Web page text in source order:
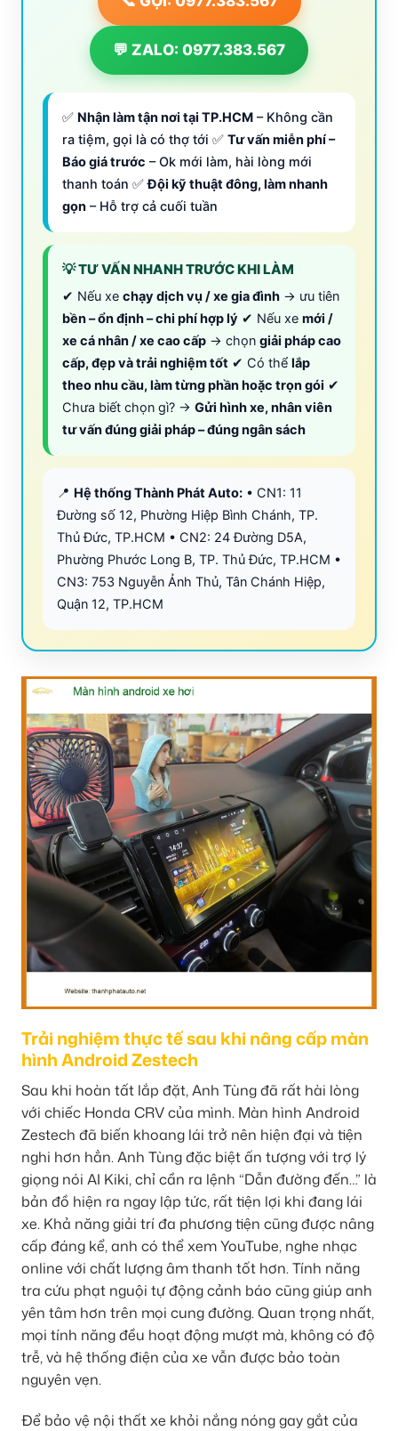
💬 ZALO: 0977.383.567
✅ Nhận làm tận nơi tại TP.HCM – Không cần
ra tiệm, gọi là có thợ tới ✅ Tư vấn miễn phí –
Báo giá trước – Ok mới làm, hài lòng mới
thanh toán ✅Đội kỹ thuật đông, làm nhanh
gọn – Hỗ trợ cả cuối tuần
💡 TƯ VẤN NHANH TRƯỚC KHI LÀM
✔ Nếu xe chạy dịch vụ / xe gia đình → ưu tiên
bền – ổn định – chi phí hợp lý ✔ Nếu xe mới /
xe cá nhân / xe cao cấp → chọn giải pháp cao
cấp, đẹp và trải nghiệm tốt ✔ Có thể lắp
theo nhu cầu, làm từng phần hoặc trọn gói ✔
Chưa biết chọn gì? → Gửi hình xe, nhân viên
tư vấn đúng giải pháp – đúng ngân sách
📍 Hệ thống Thành Phát Auto: • CN1: 11
Đường số 12, Phường Hiệp Bình Chánh, TP.
Thủ Đức, TP.HCM • CN2: 24 Đường D5A,
Phường Phước Long B, TP. Thủ Đức, TP.HCM •
CN3: 753 Nguyễn Ảnh Thủ, Tân Chánh Hiệp,
Quận 12, TP.HCM
Trải nghiệm thực tế sau khi nâng cấp màn
hình Android Zestech
Sau khi hoàn tất lắp đặt, Anh Tùng đã rất hài lòng
với chiếc Honda CRV của mình. Màn hình Android
Zestech đã biến khoang lái trở nên hiện đại và tiện
nghi hơn hẳn. Anh Tùng đặc biệt ấn tượng với trợ lý
giọng nói AI Kiki, chỉ cần ra lệnh “Dẫn đường đến…” là
bản đồ hiện ra ngay lập tức, rất tiện lợi khi đang lái
xe. Khả năng giải trí đa phương tiện cũng được nâng
cấp đáng kể, anh có thể xem YouTube, nghe nhạc
online với chất lượng âm thanh tốt hơn. Tính năng
tra cứu phạt nguội tự động cảnh báo cũng giúp anh
yên tâm hơn trên mọi cung đường. Quan trọng nhất,
mọi tính năng đều hoạt động mượt mà, không có độ
trễ, và hệ thống điện của xe vẫn được bảo toàn
nguyên vẹn.
Để bảo vệ nội thất xe khỏi nắng nóng gay gắt của